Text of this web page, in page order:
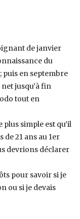
de janvier
du
puis en septembre
jusqu’à fin
tout en
plus simple est qu’il
de 21 ans au 1er
devrions déclarer
pour savoir si je
ou si je devais